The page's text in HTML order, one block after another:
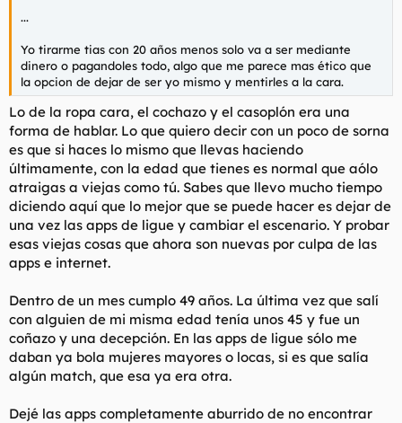
m
...
Yo tirarme tias con 20 años menos solo va a ser mediante
dinero o pagandoles todo, algo que me parece mas ético que
la opcion de dejar de ser yo mismo y mentirles a la cara.
Lo de la ropa cara, el cochazo y el casoplón era una
forma de hablar. Lo que quiero decir con un poco de sorna
es que si haces lo mismo que llevas haciendo
últimamente, con la edad que tienes es normal que aólo
atraigas a viejas como tú. Sabes que llevo mucho tiempo
diciendo aquí que lo mejor que se puede hacer es dejar de
una vez las apps de ligue y cambiar el escenario. Y probar
esas viejas cosas que ahora son nuevas por culpa de las
apps e internet.
Dentro de un mes cumplo 49 años. La última vez que salí
con alguien de mi misma edad tenía unos 45 y fue un
coñazo y una decepción. En las apps de ligue sólo me
daban ya bola mujeres mayores o locas, si es que salía
algún match, que esa ya era otra.
Dejé las apps completamente aburrido de no encontrar